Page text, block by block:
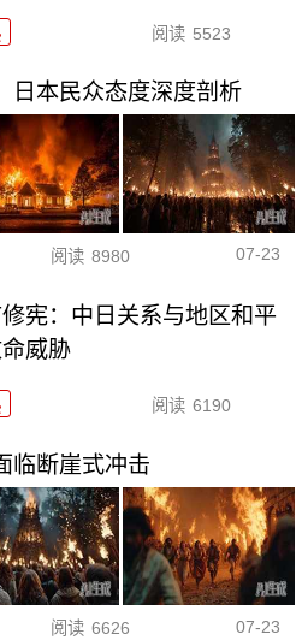
阅读 5523
日本民众态度深度剖析
阅读 8980 07-23
宪：中日关系与地区和平
威胁
阅读 6190
临断崖式冲击
阅读 6626 07-23